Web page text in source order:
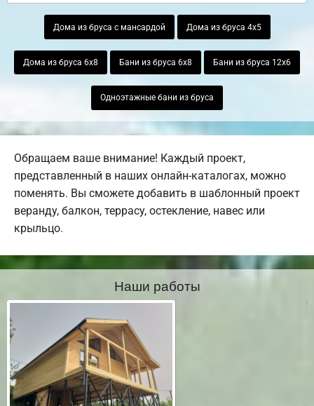
Дома из бруса с мансардой Дома из бруса 4х5
Дома из бруса 6х8 Бани из бруса 6х8 Бани из бруса 12х6
Одноэтажные бани из бруса
Обращаем ваше внимание! Каждый проект,
представленный в наших онлайн-каталогах, можно
поменять. Вы сможете добавить в шаблонный проект
веранду, балкон, террасу, остекление, навес или
крыльцо.
Наши работы